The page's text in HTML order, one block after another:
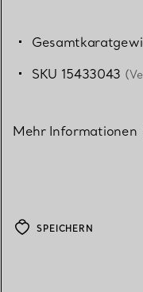
SKU 15433043
Mehr Informationen
SPEICHERN